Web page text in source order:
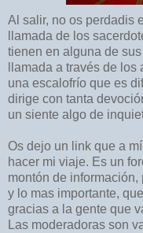
Al salir, no os perdadis
llamada de los
tienen en alguna de
llamada a través de
una escalofrío que es
dirige con tanta
un siente algo de
Os dejo un link que a
hacer mi viaje. Es un
montón de
y lo mas importante,
gracias a la gente que
Las moderadoras son